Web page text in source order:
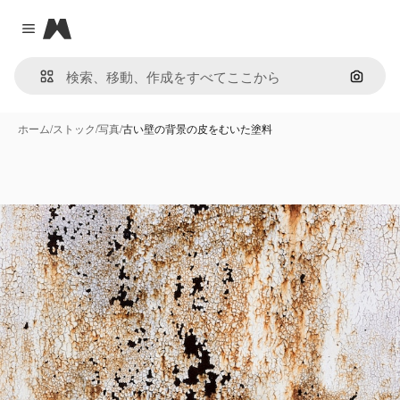
Close menu
Magnific
画像で
ホーム/ストック/写真/古い壁の背景の皮をむいた塗料